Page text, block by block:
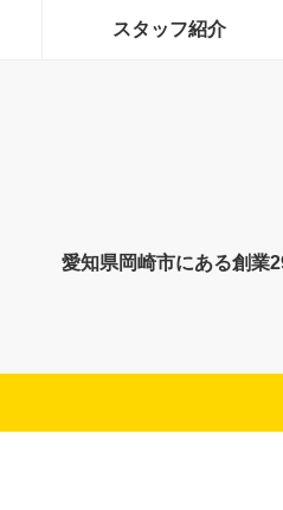
スタッフ紹介
愛知県岡崎市にある創業